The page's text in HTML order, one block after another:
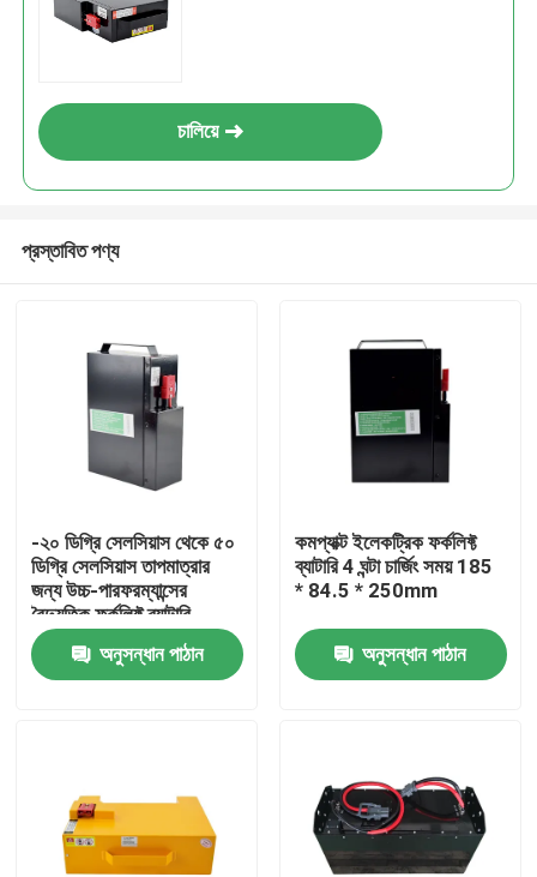
আমাদের সম্পর্কে
চালিয়ে
প্রস্তাবিত পণ্য
-২০ ডিগ্রি সেলসিয়াস থেকে ৫০
ডিগ্রি সেলসিয়াস তাপমাত্রার
জন্য উচ্চ-পারফরম্যান্সের
বৈদ্যুতিক ফর্কলিফ্ট ব্যাটারি
অনুসন্ধান পাঠান
কমপ্যাক্ট ইলেকট্রিক ফর্কলিফ্ট
ব্যাটারি 4 ঘন্টা চার্জিং সময় 185
* 84.5 * 250mm
অনুসন্ধান পাঠান